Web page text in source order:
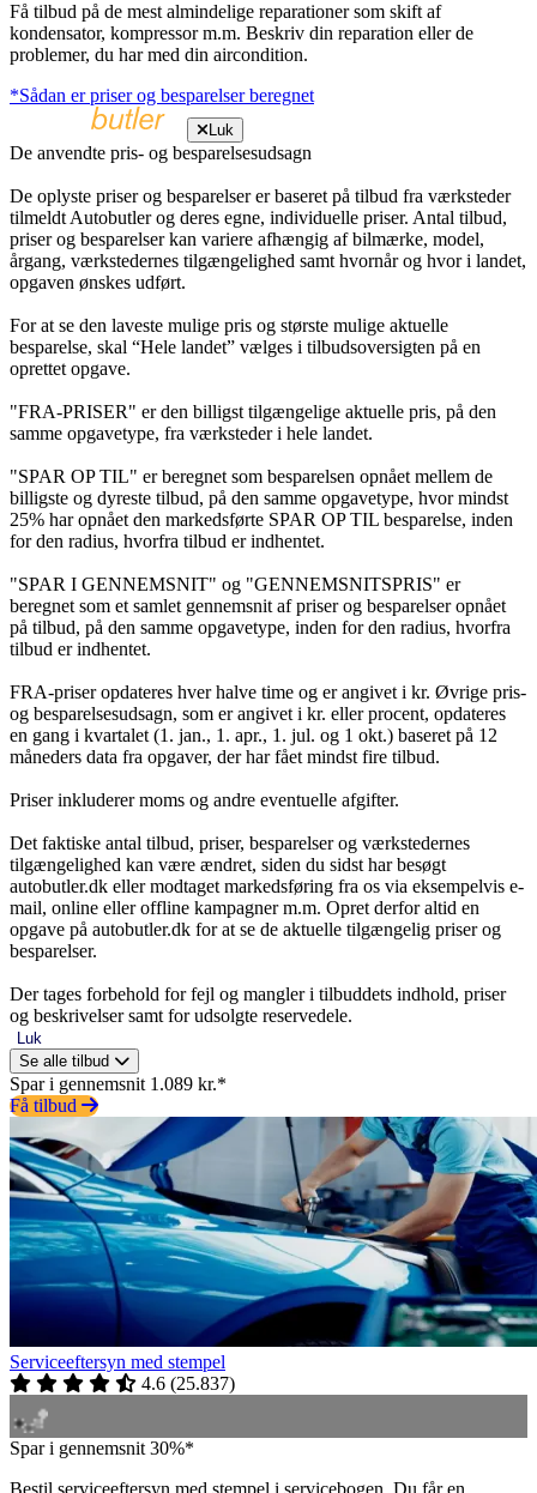
Få tilbud på de mest almindelige reparationer som skift af
kondensator, kompressor m.m. Beskriv din reparation eller de
problemer, du har med din aircondition.
*Sådan er priser og besparelser beregnet
Luk
De anvendte pris- og besparelsesudsagn
De oplyste priser og besparelser er baseret på tilbud fra værksteder
tilmeldt Autobutler og deres egne, individuelle priser. Antal tilbud,
priser og besparelser kan variere afhængig af bilmærke, model,
årgang, værkstedernes tilgængelighed samt hvornår og hvor i landet,
opgaven ønskes udført.
For at se den laveste mulige pris og største mulige aktuelle
besparelse, skal “Hele landet” vælges i tilbudsoversigten på en
oprettet opgave.
"FRA-PRISER" er den billigst tilgængelige aktuelle pris, på den
samme opgavetype, fra værksteder i hele landet.
"SPAR OP TIL" er beregnet som besparelsen opnået mellem de
billigste og dyreste tilbud, på den samme opgavetype, hvor mindst
25% har opnået den markedsførte SPAR OP TIL besparelse, inden
for den radius, hvorfra tilbud er indhentet.
"SPAR I GENNEMSNIT" og "GENNEMSNITSPRIS" er
beregnet som et samlet gennemsnit af priser og besparelser opnået
på tilbud, på den samme opgavetype, inden for den radius, hvorfra
tilbud er indhentet.
FRA-priser opdateres hver halve time og er angivet i kr. Øvrige pris-
og besparelsesudsagn, som er angivet i kr. eller procent, opdateres
en gang i kvartalet (1. jan., 1. apr., 1. jul. og 1 okt.) baseret på 12
måneders data fra opgaver, der har fået mindst fire tilbud.
Priser inkluderer moms og andre eventuelle afgifter.
Det faktiske antal tilbud, priser, besparelser og værkstedernes
tilgængelighed kan være ændret, siden du sidst har besøgt
autobutler.dk eller modtaget markedsføring fra os via eksempelvis e-
mail, online eller offline kampagner m.m. Opret derfor altid en
opgave på autobutler.dk for at se de aktuelle tilgængelig priser og
besparelser.
Der tages forbehold for fejl og mangler i tilbuddets indhold, priser
og beskrivelser samt for udsolgte reservedele.
Luk
Se alle tilbud
Spar i gennemsnit 1.089 kr.*
Få tilbud
Serviceeftersyn med stempel
4.6 (25.837)
Spar i gennemsnit 30%*
Bestil serviceeftersyn med stempel i servicebogen. Du får en